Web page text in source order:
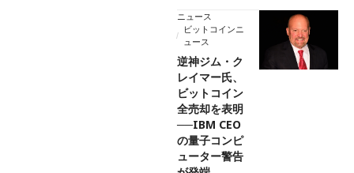
ニュース
ビットコインニ
ュース
逆神ジム・ク
レイマー氏、
ビットコイン
全売却を表明
──IBM CEO
の量子コンピ
ューター警告